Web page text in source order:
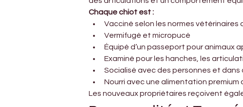
Chaque chiot est :
Vacciné selon les normes vétérinaires
Vermifugé et micropucé
Équipé d’un passeport pour animaux
Examiné pour les hanches, les
Socialisé avec des personnes et
Nourri avec une alimentation
Les nouveaux propriétaires reçoivent